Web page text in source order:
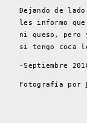
Dejando de
les informo
ni queso, pero
si tengo coca
-Septiembre
Fotografía por